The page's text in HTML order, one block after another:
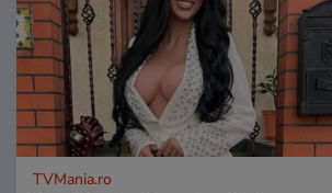
TVMania.ro